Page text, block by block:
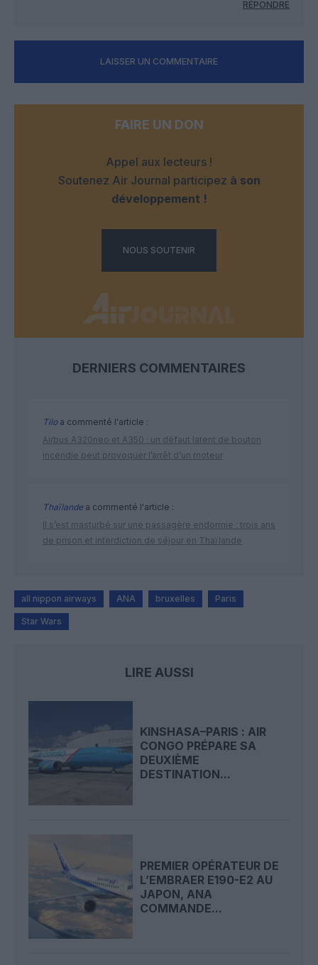
RÉPONDRE
LAISSER UN COMMENTAIRE
FAIRE UN DON
Appel aux lecteurs !
Soutenez Air Journal participez à son
développement !
NOUS SOUTENIR
DERNIERS COMMENTAIRES
Tiloa commenté l'article :
Airbus A320neo et A350 : un défaut latent de bouton
incendie peut provoquer l’arrêt d’un moteur
Thaïlandea commenté l'article :
Il s’est masturbé sur une passagère endormie : trois ans
de prison et interdiction de séjour en Thaïlande
all nippon airways ANA bruxelles Paris
Star Wars
LIRE AUSSI
KINSHASA–PARIS : AIR
CONGO PRÉPARE SA
DEUXIÈME
DESTINATION...
PREMIER OPÉRATEUR DE
L’EMBRAER E190-E2 AU
JAPON, ANA
COMMANDE...